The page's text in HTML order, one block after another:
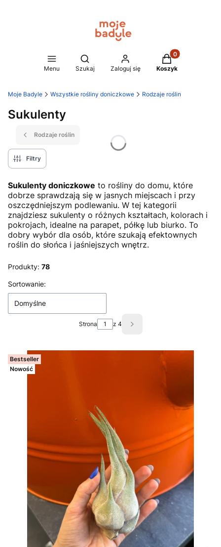
Menu
Otwórz wyszukiwarkę
Szukaj Zaloguj się
Produkty w
Koszyk
Moje Badyle Wszystkie rośliny doniczkowe Rodzaje roślin
Sukulenty
Rodzaje roślin
Filtry
Sukulenty doniczkowe to rośliny do domu, które
dobrze sprawdzają się w jasnych miejscach i przy
oszczędniejszym podlewaniu. W tej kategorii
znajdziesz sukulenty o różnych kształtach, kolorach i
pokrojach, idealne na parapet, półkę lub biurko. To
dobry wybór dla osób, które szukają efektownych
roślin do słońca i jaśniejszych wnętrz.
Produkty: 78
Lista produktów
Sortowanie:
Domyślne
Strona z 4 Następne produkty
Bestseller
Nowość